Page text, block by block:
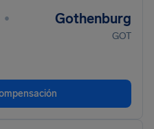
• Gothenburg
GOT